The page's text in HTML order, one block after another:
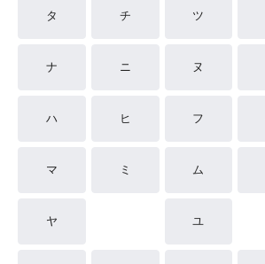
タ チ ツ
ナ ニ ヌ
ハ ヒ フ
マ ミ ム
ヤ ユ